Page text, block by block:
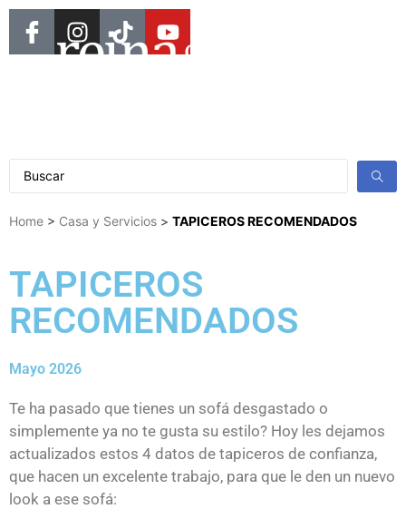
Home > Casa y Servicios > TAPICEROS RECOMENDADOS
TAPICEROS
RECOMENDADOS
Mayo 2026
Te ha pasado que tienes un sofá desgastado o
simplemente ya no te gusta su estilo? Hoy les dejamos
actualizados estos 4 datos de tapiceros de confianza,
que hacen un excelente trabajo, para que le den un nuevo
look a ese sofá: